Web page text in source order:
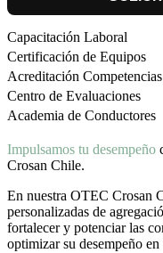
Capacitación Laboral
Certificación de Equipos
Acreditación Competencias
Centro de Evaluaciones
Academia de Conductores
Impulsamos tu desempeño
Crosan Chile.
En nuestra OTEC Crosan
personalizadas de
fortalecer y potenciar las
optimizar su desempeño